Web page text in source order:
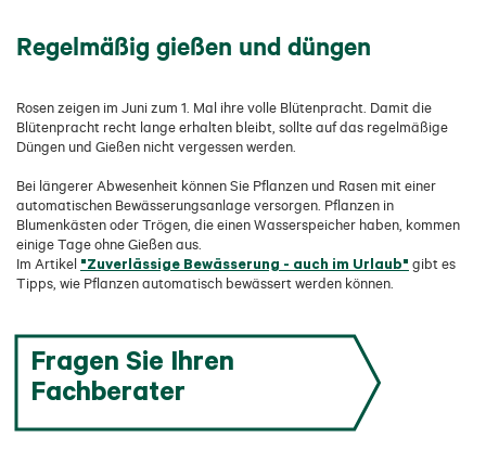
Regelmäßig gießen und düngen
Rosen zeigen im Juni zum 1. Mal ihre volle Blütenpracht. Damit die
Blütenpracht recht lange erhalten bleibt, sollte auf das regelmäßige
Düngen und Gießen nicht vergessen werden.
Bei längerer Abwesenheit können Sie Pflanzen und Rasen mit einer
automatischen Bewässerungsanlage versorgen. Pflanzen in
Blumenkästen oder Trögen, die einen Wasserspeicher haben, kommen
einige Tage ohne Gießen aus.
Im Artikel "Zuverlässige Bewässerung - auch im Urlaub" gibt es
Tipps, wie Pflanzen automatisch bewässert werden können.
Fragen Sie Ihren
Fachberater